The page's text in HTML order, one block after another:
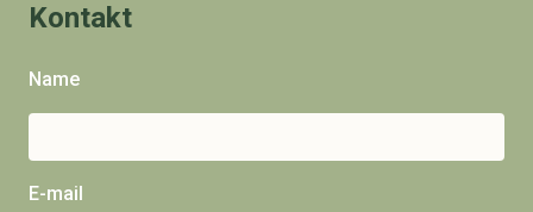
Kontakt
Name
E-mail